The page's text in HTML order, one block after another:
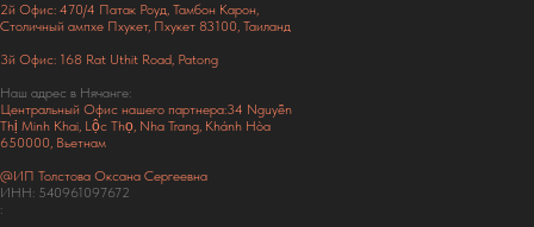
2й Офис: 470/4 Патак Роуд, Тамбон Карон,
Столичный ампхе Пхукет, Пхукет 83100, Таиланд
3й Офис: 168 Rat Uthit Road, Patong
Наш адрес в Нячанге:
Центральный Офис нашего партнера:34 Nguyễn
Thị Minh Khai, Lộc Thọ, Nha Trang, Khánh Hòa
650000, Вьетнам
@ИП Толстова Оксана Сергеевна
ИНН: 540961097672
: